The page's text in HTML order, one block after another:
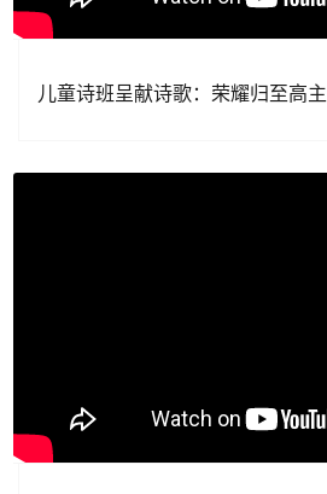
儿童诗班呈献诗歌：荣耀归至高主